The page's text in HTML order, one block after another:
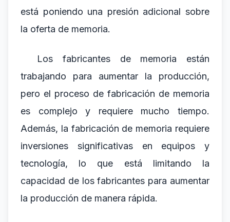
está poniendo una presión adicional sobre
la oferta de memoria.
Los fabricantes de memoria están
trabajando para aumentar la producción,
pero el proceso de fabricación de memoria
es complejo y requiere mucho tiempo.
Además, la fabricación de memoria requiere
inversiones significativas en equipos y
tecnología, lo que está limitando la
capacidad de los fabricantes para aumentar
la producción de manera rápida.